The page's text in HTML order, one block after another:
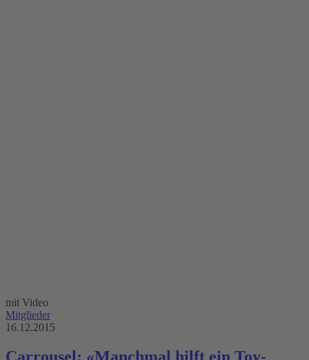
mit Video
Mitglieder
16.12.2015
Carrousel: «Manchmal hilft ein Toy-